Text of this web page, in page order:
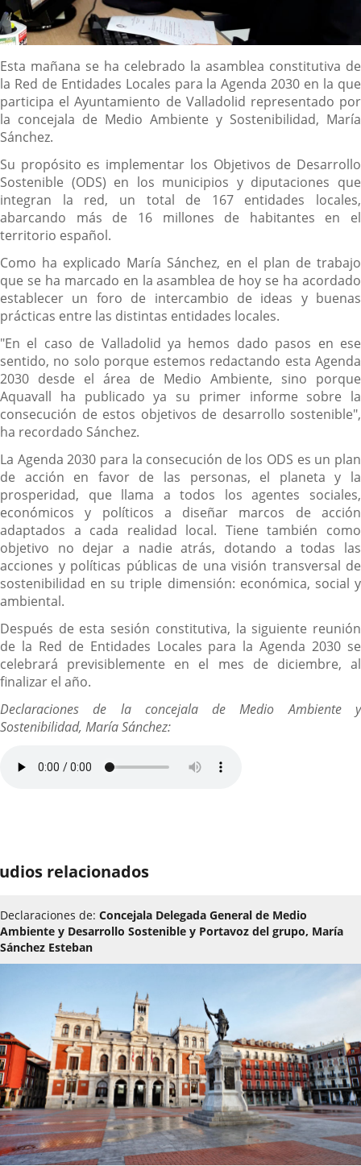
Descripción
Esta mañana se ha celebrado la asamblea constitutiva de
la Red de Entidades Locales para la Agenda 2030 en la que
participa el Ayuntamiento de Valladolid representado por
la concejala de Medio Ambiente y Sostenibilidad, María
Sánchez.
Su propósito es implementar los Objetivos de Desarrollo
Sostenible (ODS) en los municipios y diputaciones que
integran la red, un total de 167 entidades locales,
abarcando más de 16 millones de habitantes en el
territorio español.
Como ha explicado María Sánchez, en el plan de trabajo
que se ha marcado en la asamblea de hoy se ha acordado
establecer un foro de intercambio de ideas y buenas
prácticas entre las distintas entidades locales.
"En el caso de Valladolid ya hemos dado pasos en ese
sentido, no solo porque estemos redactando esta Agenda
2030 desde el área de Medio Ambiente, sino porque
Aquavall ha publicado ya su primer informe sobre la
consecución de estos objetivos de desarrollo sostenible",
ha recordado Sánchez.
La Agenda 2030 para la consecución de los ODS es un plan
de acción en favor de las personas, el planeta y la
prosperidad, que llama a todos los agentes sociales,
económicos y políticos a diseñar marcos de acción
adaptados a cada realidad local. Tiene también como
objetivo no dejar a nadie atrás, dotando a todas las
acciones y políticas públicas de una visión transversal de
sostenibilidad en su triple dimensión: económica, social y
ambiental.
Después de esta sesión constitutiva, la siguiente reunión
de la Red de Entidades Locales para la Agenda 2030 se
celebrará previsiblemente en el mes de diciembre, al
finalizar el año.
Declaraciones de la concejala de Medio Ambiente y
Sostenibilidad, María Sánchez:
relacionados
Declaraciones de: Concejala Delegada General de Medio
Ambiente y Desarrollo Sostenible y Portavoz del grupo, María
Sánchez Esteban